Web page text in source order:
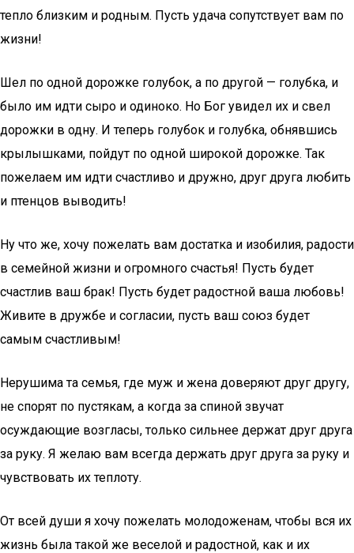
тепло близким и родным. Пусть удача сопутствует вам по
жизни!
Шел по одной дорожке голубок, а по другой — голубка, и
было им идти сыро и одиноко. Но Бог увидел их и свел
дорожки в одну. И теперь голубок и голубка, обнявшись
крылышками, пойдут по одной широкой дорожке. Так
пожелаем им идти счастливо и дружно, друг друга любить
и птенцов выводить!
Ну что же, хочу пожелать вам достатка и изобилия, радости
в семейной жизни и огромного счастья! Пусть будет
счастлив ваш брак! Пусть будет радостной ваша любовь!
Живите в дружбе и согласии, пусть ваш союз будет
самым счастливым!
Нерушима та семья, где муж и жена доверяют друг другу,
не спорят по пустякам, а когда за спиной звучат
осуждающие возгласы, только сильнее держат друг друга
за руку. Я желаю вам всегда держать друг друга за руку и
чувствовать их теплоту.
От всей души я хочу пожелать молодоженам, чтобы вся их
жизнь была такой же веселой и радостной, как и их